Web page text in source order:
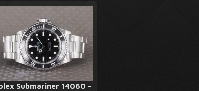
Submariner 14060 -